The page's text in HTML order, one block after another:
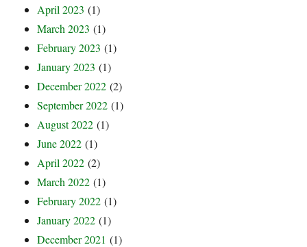
April 2023 (1)
March 2023 (1)
February 2023 (1)
January 2023 (1)
December 2022 (2)
September 2022 (1)
August 2022 (1)
June 2022 (1)
April 2022 (2)
March 2022 (1)
February 2022 (1)
January 2022 (1)
December 2021 (1)